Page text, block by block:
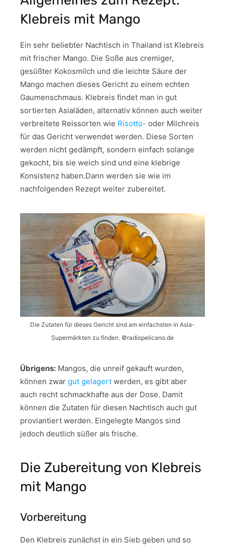
Klebreis mit Mango
Ein sehr beliebter Nachtisch in Thailand ist Klebreis
mit frischer Mango. Die Soße aus cremiger,
gesüßter Kokosmilch und die leichte Säure der
Mango machen dieses Gericht zu einem echten
Gaumenschmaus. Klebreis findet man in gut
sortierten Asialäden, alternativ können auch weiter
verbreitete Reissorten wie Risotto- oder Milchreis
für das Gericht verwendet werden. Diese Sorten
werden nicht gedämpft, sondern einfach solange
gekocht, bis sie weich sind und eine klebrige
Konsistenz haben.Dann werden sie wie im
nachfolgenden Rezept weiter zubereitet.
Die Zutaten für dieses Gericht sind am einfachsten in Asia-
Supermärkten zu finden. ©radiopelicano.de
Übrigens: Mangos, die unreif gekauft wurden,
können zwar gut gelagert werden, es gibt aber
auch recht schmackhafte aus der Dose. Damit
können die Zutaten für diesen Nachtisch auch gut
proviantiert werden. Eingelegte Mangos sind
jedoch deutlich süßer als frische.
Die Zubereitung von Klebreis
mit Mango
Vorbereitung
Den Klebreis zunächst in ein Sieb geben und so